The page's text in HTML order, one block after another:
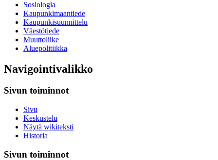
Sosiologia
Kaupunkimaantiede
Kaupunkisuunnittelu
Väestötiede
Muuttoliike
Aluepolitiikka
Navigointivalikko
Sivun toiminnot
Sivu
Keskustelu
Näytä wikiteksti
Historia
Sivun toiminnot